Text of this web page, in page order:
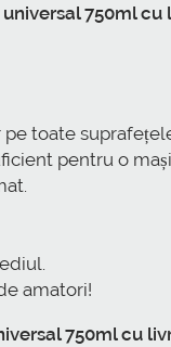
750ml cu
toate
pentru o
amatori!
750ml cu